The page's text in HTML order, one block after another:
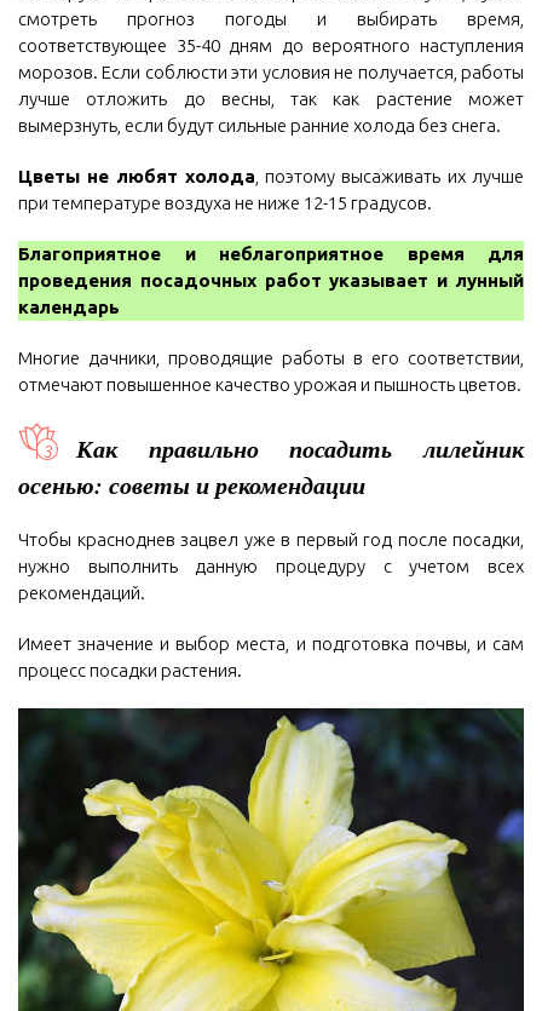
смотреть прогноз погоды и выбирать время,
соответствующее 35-40 дням до вероятного наступления
морозов. Если соблюсти эти условия не получается, работы
лучше отложить до весны, так как растение может
вымерзнуть, если будут сильные ранние холода без снега.
Цветы не любят холода , поэтому высаживать их лучше
при температуре воздуха не ниже 12-15 градусов.
Благоприятное и неблагоприятное время для
проведения посадочных работ указывает и лунный
календарь
Многие дачники, проводящие работы в его соответствии,
отмечают повышенное качество урожая и пышность цветов.
Как правильно посадить лилейник
осенью: советы и рекомендации
Чтобы красноднев зацвел уже в первый год после посадки,
нужно выполнить данную процедуру с учетом всех
рекомендаций.
Имеет значение и выбор места, и подготовка почвы, и сам
процесс посадки растения.